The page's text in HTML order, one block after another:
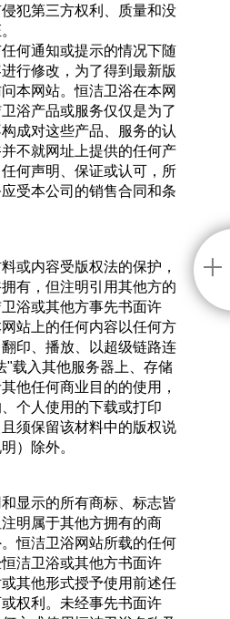
犯第三方权利、质量和没
何通知或提示的情况下随
行修改，为了得到最新版
本网站。恒洁卫浴在本网
浴产品或服务仅仅是为了
成对这些产品、服务的认
不就网址上提供的任何产
何声明、保证或认可，所
受本公司的销售合同和条
或内容受版权法的保护，
有，但注明引用其他方的
浴或其他方事先书面许
站上的任何内容以任何方
印、播放、以超级链路连
"载入其他服务器上、存储
他任何商业目的的使用，
个人使用的下载或打印
且须保留该材料中的版权说
）除外。
显示的所有商标、标志皆
明属于其他方拥有的商
恒洁卫浴网站所载的任何
洁卫浴或其他方书面许
其他形式授予使用前述任
权利。未经事先书面许